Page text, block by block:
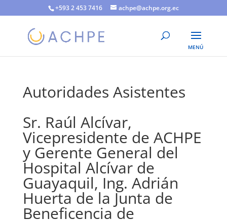
+593 2 453 7416 achpe@achpe.org.ec
Autoridades Asistentes
Sr. Raúl Alcívar,
Vicepresidente de ACHPE
y Gerente General del
Hospital Alcívar de
Guayaquil, Ing. Adrián
Huerta de la Junta de
Beneficencia de